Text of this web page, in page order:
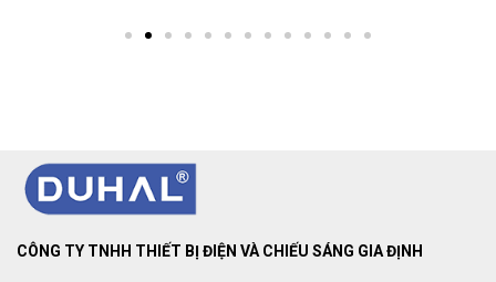
CÔNG TY TNHH THIẾT BỊ ĐIỆN VÀ CHIẾU SÁNG GIA ĐỊNH